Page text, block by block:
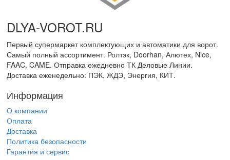
DLYA-VOROT.RU
Первый супермаркет комплектующих и автоматики для ворот.
Самый полный ассортимент. Ролтэк, Doorhan, Алютех, Nice,
FAAC, CAME. Отправка ежедневно ТК Деловые Линии.
Доставка еженедельно: ПЭК, ЖДЭ, Энергия, КИТ.
Информация
О компании
Оплата
Доставка
Политика безопасности
Гарантия и сервис